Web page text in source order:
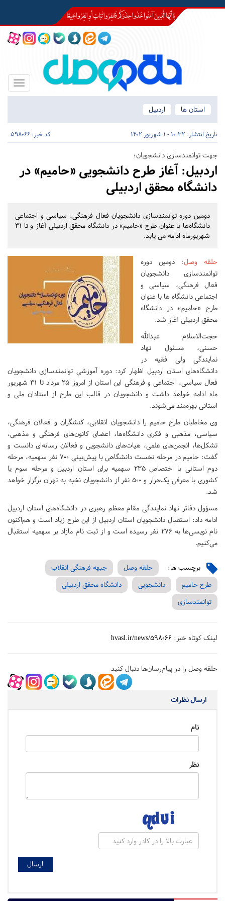
Toggle
استان ها
اردبیل
تاریخ انتشار: 10:32 - 1 شهریور 1402 کد خبر: 598066
جهت توانمندسازی دانشجویان؛
اردبیل: آغاز طرح دانشجویی «حامیم» در
دانشگاه محقق اردبیلی
دومین دوره توانمندسازی دانشجویان فعال فرهنگی، سیاسی و اجتماعی
دانشگاه‌ها با عنوان طرح «حامیم» در دانشگاه محقق اردبیلی آغاز و تا 31
شهریورماه ادامه می یابد.
حلقه وصل: دومین دوره
توانمندسازی دانشجویان
فعال فرهنگی، سیاسی و
اجتماعی دانشگاه ها با عنوان
طرح «حامیم» در دانشگاه
محقق اردبیلی آغاز شد.
حجت‌الاسلام عبدالله
حسنی، مسئول نهاد
نمایندگی ولی فقیه در
دانشگاه‌های استان اردبیل اظهار کرد: دوره آموزشی توانمندسازی دانشجویان
فعال سیاسی، اجتماعی و فرهنگی این استان از امروز ۲۵ مرداد تا ۳۱ شهریور
ماه ادامه خواهد داشت و دانشجویان در قالب این طرح از استادان ملی و
استانی بهره‌مند می‌شوند.
وی مخاطبان طرح حامیم را دانشجویان انقلابی، کنشگران و فعالان فرهنگی،
سیاسی، مذهبی و فکری دانشگاه‌ها، اعضای کانون‌های فرهنگی و مذهبی،
تشکل‌ها، انجمن‌های علمی، هیات‌های دانشجویی و فعالان رسانه‌ای دانست و
گفت: حامیم در مرحله نخست دانشگاهی با پیش‌بینی ۷۰۰ نفر سهمیه، مرحله
دوم استانی با اختصاص ۲۳۵ سهمیه برای استان اردبیل و مرحله سوم یا
کشوری با معرفی یک‌هزار و ۵۰۰ نفر از دانشجویان نخبه به تهران برگزار خواهد
شد.
مسؤول دفاتر نهاد نمایندگی مقام معظم رهبری در دانشگاه‌های استان اردبیل
ادامه داد: استقبال دانشجویان استان اردبیل از این طرح زیاد است و هم‌اکنون
نام نویسی‌ها به ۲۷۶ نفر رسیده است و از ثبت نام مازاد بر سهمیه استقبال
می‌کنیم.
برچسب ها: حلقه وصل
جبهه فرهنگی انقلاب
طرح حامیم
دانشجویی
دانشگاه محقق اردبیلی
توانمندسازی
لینک کوتاه خبر: hvasl.ir/news/598066
حلقه وصل را در پیام‌رسان‌ها دنبال کنید
ارسال نظرات
نام
نظر